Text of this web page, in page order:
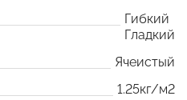
Гибкий
Гладкий
Ячеистый
1.25кг/м2